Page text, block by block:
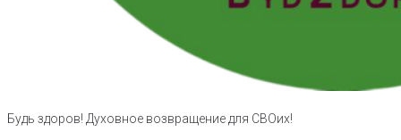
Будь здоров! Духовное возвращение для СВОих!